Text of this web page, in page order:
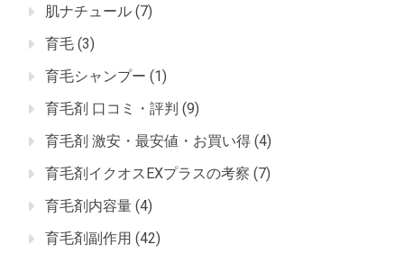
肌ナチュール (7)
育毛 (3)
育毛シャンプー (1)
育毛剤 口コミ・評判 (9)
育毛剤 激安・最安値・お買い得 (4)
育毛剤イクオスEXプラスの考察 (7)
育毛剤内容量 (4)
育毛剤副作用 (42)